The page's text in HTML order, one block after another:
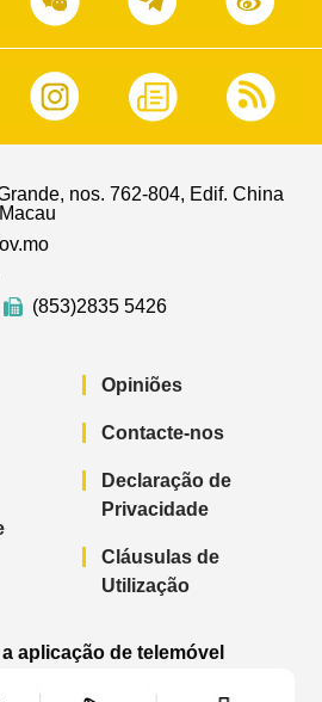
nos. 762-804, Edif. China
(853)2835 5426
Opiniões
Contacte-nos
Declaração de
Privacidade
Cláusulas de
Utilização
aplicação de telemóvel